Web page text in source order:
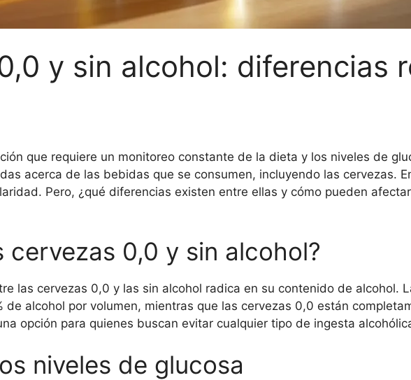
y sin alcohol: diferencias
que requiere un monitoreo constante de la dieta y los niveles de
acerca de las bebidas que se consumen, incluyendo las cervezas.
Pero, ¿qué diferencias existen entre ellas y cómo pueden
cervezas 0,0 y sin alcohol?
las cervezas 0,0 y las sin alcohol radica en su contenido de alcohol.
de alcohol por volumen, mientras que las cervezas 0,0 están
opción para quienes buscan evitar cualquier tipo de ingesta
niveles de glucosa